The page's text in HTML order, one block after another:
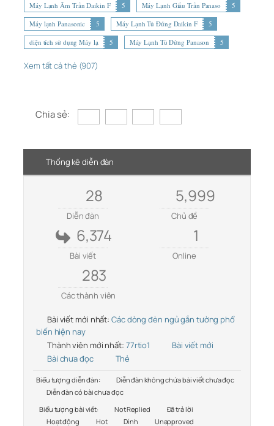
Máy Lạnh Âm Trần Daikin F
5 Máy Lạnh Giấu Trần Panaso
5
Máy lạnh Panasonic
5 Máy Lạnh Tủ Đứng Daikin F
5
diện tích sử dụng Máy lạ
5 Máy Lạnh Tủ Đứng Panason 5
Xem tất cả thẻ (907)
Chia sẻ:
Thống kê diễn đàn
28
Diễn đàn
5,999
Chủ đề
6,374
Bài viết
1
Online
283
Các thành viên
Bài viết mới nhất: Các dòng đèn ngủ gắn tường phổ
biến hiện nay
Thành viên mới nhất: 77rtio1
Bài viết mới
Bài chưa đọc
Thẻ
Biểu tượng diễn đàn:
Diễn đàn không chứa bài viết chưa đọc
Diễn đàn có bài chưa đọc
Biểu tượng bài viết:
Not Replied
Đã trả lời
Hoạt động
Hot Dính Unapproved